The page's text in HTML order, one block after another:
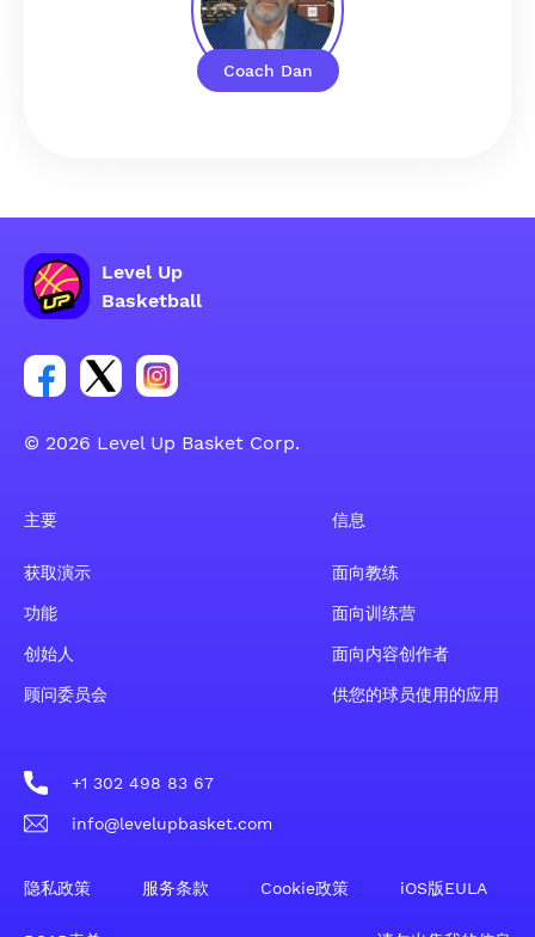
Coach Dan
Level Up
Basketball
Facebook 账户社交群组链接
Tweeter 账户社交群组链接
Instagram 账户社交群组链接
© 2026 Level Up Basket Corp.
主要
获取演示
功能
创始人
顾问委员会
信息
面向教练
面向训练营
面向内容创作者
供您的球员使用的应用
+1 302 498 83 67
info@levelupbasket.com
隐私政策 服务条款 Cookie政策 iOS版EULA